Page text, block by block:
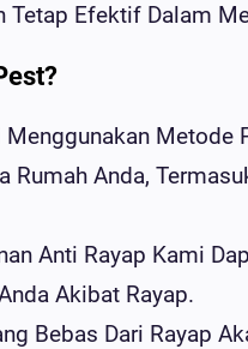
Tetap Efektif Dalam
Menggunakan Metode
Anda,
Anti Rayap Kami
Akibat Rayap.
Bebas Dari Rayap